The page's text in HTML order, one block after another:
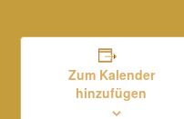
Zum Kalender
hinzufügen